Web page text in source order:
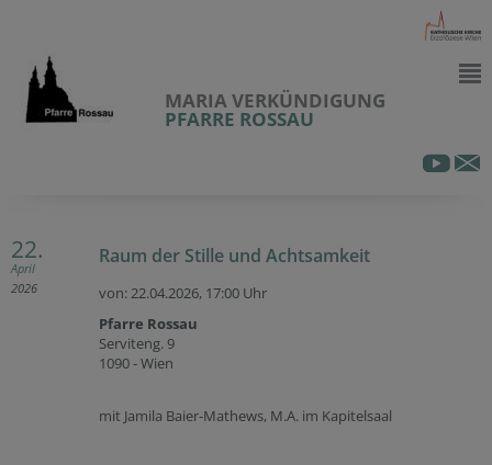
MARIA VERKÜNDIGUNG
PFARRE ROSSAU
22.
April
2026
Raum der Stille und Achtsamkeit
von: 22.04.2026, 17:00 Uhr
Pfarre Rossau
Serviteng. 9
1090 - Wien
mit Jamila Baier-Mathews, M.A. im Kapitelsaal